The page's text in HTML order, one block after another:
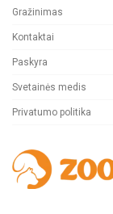
Gražinimas
Kontaktai
Paskyra
Svetainės medis
Privatumo politika